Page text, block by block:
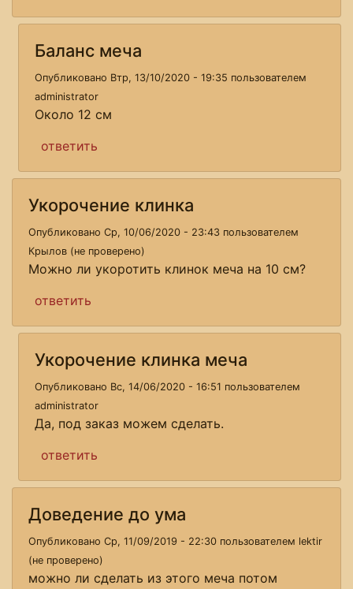
Баланс меча
Опубликовано Втр, 13/10/2020 - 19:35 пользователем
administrator
Около 12 см
ответить
Укорочение клинка
Опубликовано Ср, 10/06/2020 - 23:43 пользователем
Крылов (не проверено)
Можно ли укоротить клинок меча на 10 см?
ответить
Укорочение клинка меча
Опубликовано Вс, 14/06/2020 - 16:51 пользователем
administrator
Да, под заказ можем сделать.
ответить
Доведение до ума
Опубликовано Ср, 11/09/2019 - 22:30 пользователем lektir
(не проверено)
можно ли сделать из этого меча потом